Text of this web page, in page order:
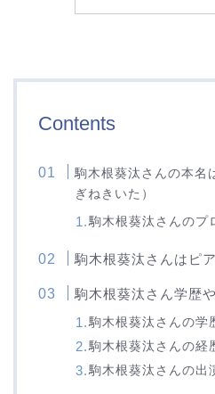
Contents
駒木根葵汰さんの本
ぎねきいた）
駒木根葵汰さんのプ
駒木根葵汰さんはピ
駒木根葵汰さん学歴
駒木根葵汰さんの学
駒木根葵汰さんの経
駒木根葵汰さんの出